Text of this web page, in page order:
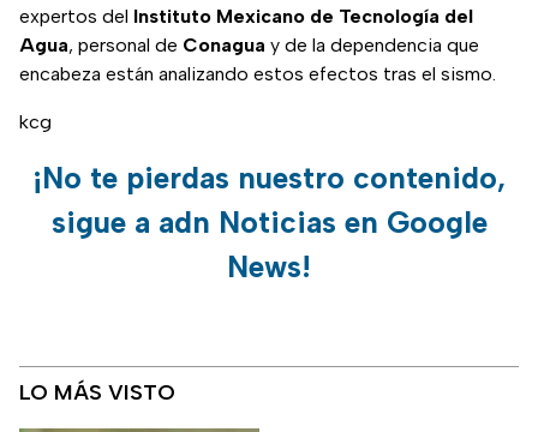
expertos del Instituto Mexicano de Tecnología del
Agua, personal de Conagua y de la dependencia que
encabeza están analizando estos efectos tras el sismo.
kcg
¡No te pierdas nuestro contenido,
sigue a adn Noticias en Google
News!
LO MÁS VISTO